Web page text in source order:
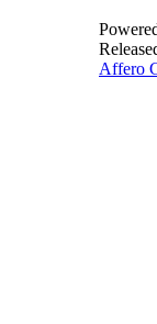
Affero